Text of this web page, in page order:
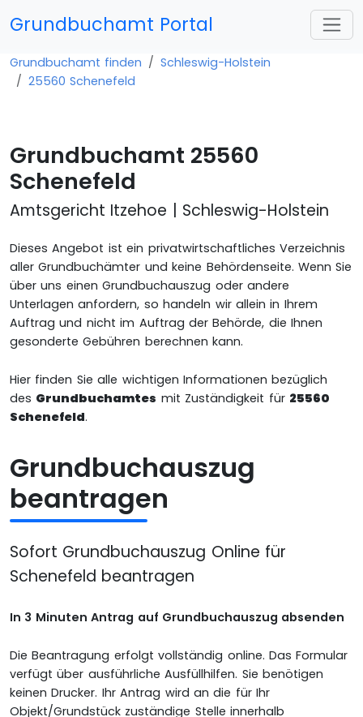
Grundbuchamt Portal
Grundbuchamt finden
Schleswig-Holstein
25560 Schenefeld
Grundbuchamt 25560
Schenefeld
Amtsgericht Itzehoe | Schleswig-Holstein
Dieses Angebot ist ein privatwirtschaftliches Verzeichnis
aller Grundbuchämter und keine Behördenseite. Wenn Sie
über uns einen Grundbuchauszug oder andere
Unterlagen anfordern, so handeln wir allein in Ihrem
Auftrag und nicht im Auftrag der Behörde, die Ihnen
gesonderte Gebühren berechnen kann.
Hier finden Sie alle wichtigen Informationen bezüglich
des Grundbuchamtes mit Zuständigkeit für 25560
Schenefeld.
Grundbuchauszug
beantragen
Sofort Grundbuchauszug Online für
Schenefeld beantragen
In 3 Minuten Antrag auf Grundbuchauszug absenden
Die Beantragung erfolgt vollständig online. Das Formular
verfügt über ausführliche Ausfüllhilfen. Sie benötigen
keinen Drucker. Ihr Antrag wird an die für Ihr
Objekt/Grundstück zuständige Stelle innerhalb